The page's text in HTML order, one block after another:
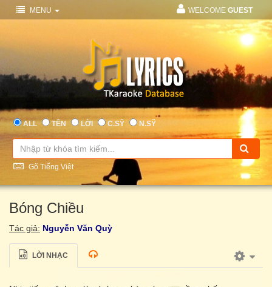
MENU WELCOME GUEST
ALL TÊN LỜI C.SỸ N.SỸ
Gõ Tiếng Việt
Bóng Chiều
Tác giả: Nguyễn Văn Quỳ
LỜI NHẠC